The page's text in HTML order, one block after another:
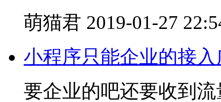
萌猫君 2019-01-27
小程序只能企业的接入
要企业的吧还要收到